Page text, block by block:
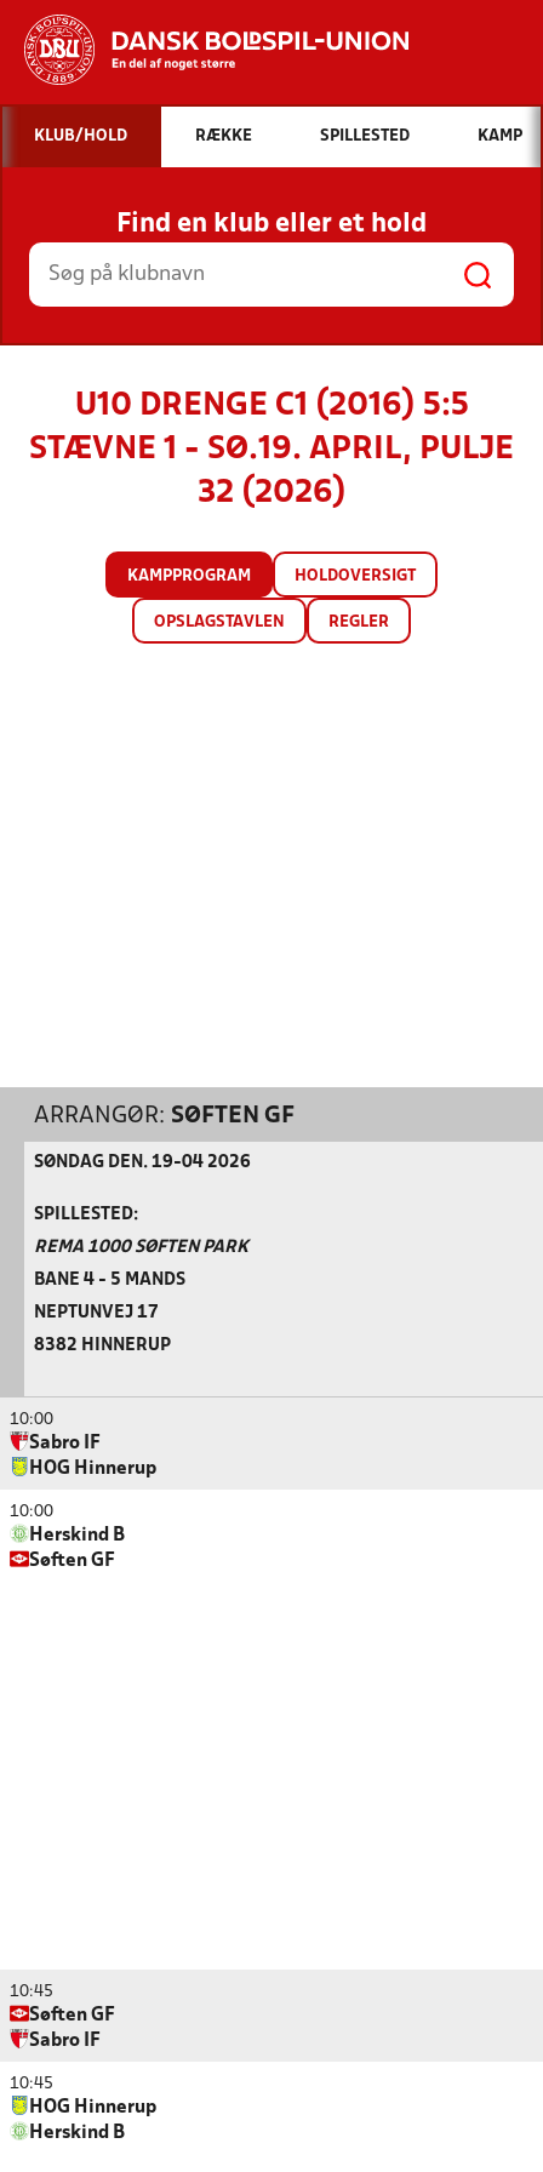
Hvad vil du søge efter?
INDHOLD OG NYHEDER
STILLINGER, RESULTATER, KLUBBER OG
HOLD
KLUB/HOLD RÆKKE SPILLESTED KAMP
Find en klub eller et hold
U10 DRENGE C1 (2016) 5:5
STÆVNE 1 - SØ.19. APRIL, PULJE
32 (2026)
KAMPPROGRAM HOLDOVERSIGT
OPSLAGSTAVLEN REGLER
ARRANGØR: SØFTEN GF
SØNDAG DEN. 19-04 2026
SPILLESTED:
REMA 1000 SØFTEN PARK
BANE 4 - 5 MANDS
NEPTUNVEJ 17
8382 HINNERUP
10:00
Sabro IF
HOG Hinnerup
10:00
Herskind B
Søften GF
10:45
Søften GF
Sabro IF
10:45
HOG Hinnerup
Herskind B